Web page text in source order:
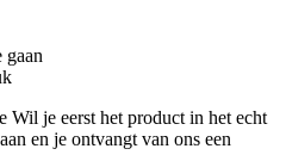
gaan
Wil je eerst het product in het echt
en je ontvangt van ons een